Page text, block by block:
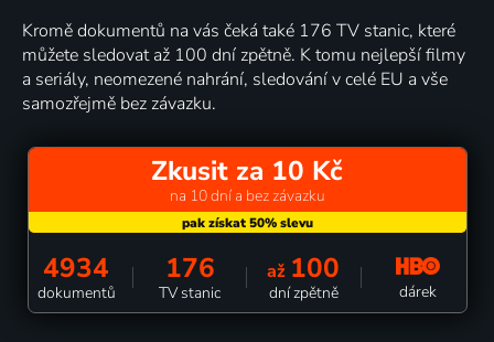
Kromě dokumentů na vás čeká také 176 TV stanic, které
můžete sledovat až 100 dní zpětně. K tomu nejlepší filmy
a seriály, neomezené nahrání, sledování v celé EU a vše
samozřejmě bez závazku.
Zkusit za 10 Kč
na 10 dní a bez závazku
4934
dokumentů
176
TV stanic
až 100
dní zpětně dárek